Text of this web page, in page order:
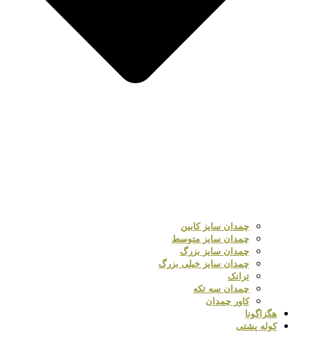
چمدان سایز کابین
چمدان سایز متوسط
چمدان سایز بزرگ
چمدان سایز خیلی بزرگ
ترانک
چمدان سه تکه
کاور چمدان
هگزاگونا
کوله پشتی